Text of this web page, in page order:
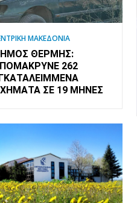
ΜΑΚΕΔΟΝΙΑ
ΘΈΡΜΗΣ:
262
ΣΕ 19 ΜΉΝΕΣ